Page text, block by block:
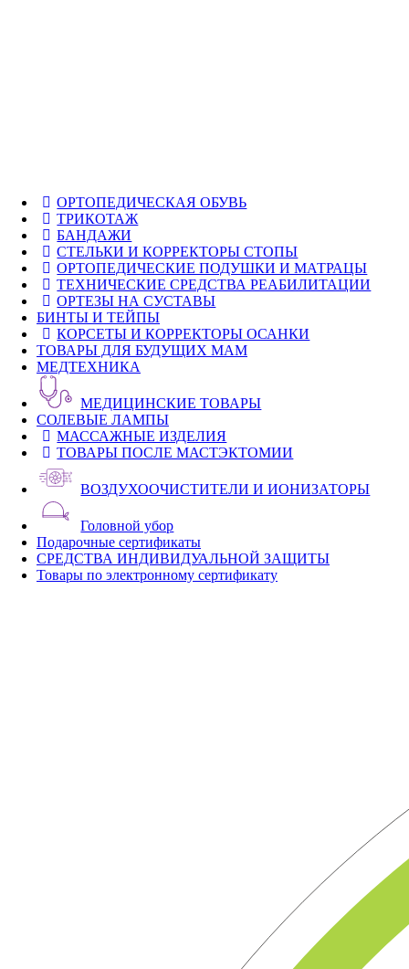
ОРТОПЕДИЧЕСКАЯ ОБУВЬ
ТРИКОТАЖ
БАНДАЖИ
СТЕЛЬКИ И КОРРЕКТОРЫ СТОПЫ
ОРТОПЕДИЧЕСКИЕ ПОДУШКИ И МАТРАЦЫ
ТЕХНИЧЕСКИЕ СРЕДСТВА РЕАБИЛИТАЦИИ
ОРТЕЗЫ НА СУСТАВЫ
БИНТЫ И ТЕЙПЫ
КОРСЕТЫ И КОРРЕКТОРЫ ОСАНКИ
ТОВАРЫ ДЛЯ БУДУЩИХ МАМ
МЕДТЕХНИКА
МЕДИЦИНСКИЕ ТОВАРЫ
СОЛЕВЫЕ ЛАМПЫ
МАССАЖНЫЕ ИЗДЕЛИЯ
ТОВАРЫ ПОСЛЕ МАСТЭКТОМИИ
ВОЗДУХООЧИСТИТЕЛИ И ИОНИЗАТОРЫ
Головной убор
Подарочные сертификаты
СРЕДСТВА ИНДИВИДУАЛЬНОЙ ЗАЩИТЫ
Товары по электронному сертификату